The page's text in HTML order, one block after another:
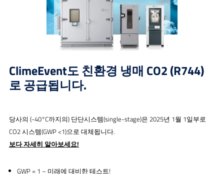
ClimeEvent도 친환경 냉매 CO2 (R744)
로 공급됩니다.
당사의 (-40°C까지의) 단단시스템(single-stage)은 2025년 1월 1일부로
CO2 시스템(GWP <1)으로 대체됩니다.
보다 자세히 알아보세요!
GWP = 1 – 미래에 대비한 테스트!